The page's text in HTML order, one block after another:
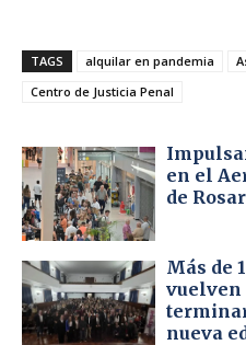
TAGS alquilar en pandemia
Centro de Justicia Penal
en el
de
Más de
vuelven
nueva